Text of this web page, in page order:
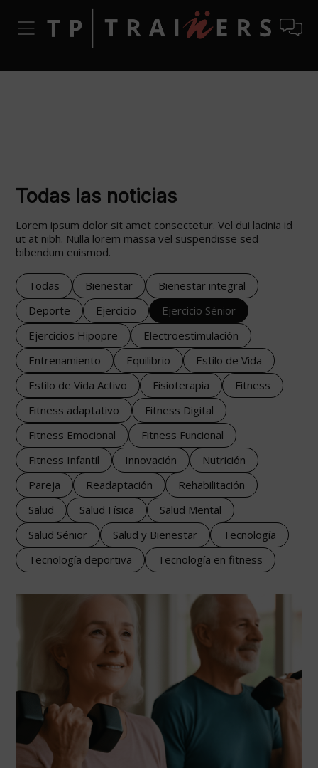
Todas las noticias
Lorem ipsum dolor sit amet consectetur. Vel dui lacinia id
ut at nibh. Nulla lorem massa vel suspendisse sed
bibendum euismod.
Todas Bienestar
Bienestar integral
Deporte
Ejercicio
Ejercicio Sénior
Ejercicios Hipopre
Electroestimulación
Entrenamiento
Equilibrio
Estilo de Vida
Estilo de Vida Activo
Fisioterapia
Fitness
Fitness adaptativo
Fitness Digital
Fitness Emocional
Fitness Funcional
Fitness Infantil
Innovación
Nutrición
Pareja
Readaptación
Rehabilitación
Salud
Salud Física
Salud Mental
Salud Sénior
Salud y Bienestar
Tecnología
Tecnología deportiva
Tecnología en fitness